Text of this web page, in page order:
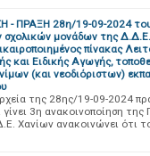
- ΠΡΑΞΗ 28η/19-09-2024
σχολικών μονάδων της
πίνακας
και Ειδικής Αγωγής,
(και νεοδιόριστων)
της 28ης/19-09-2024
γίνει 3η ανακοινοποίηση
Χανίων ανακοινώνει ότι